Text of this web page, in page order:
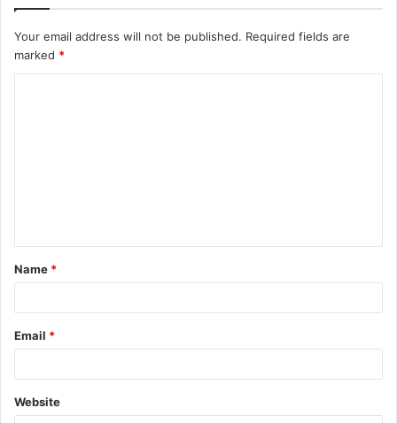
Your email address will not be published. Required fields are
marked *
t
*
Name *
Email *
Website